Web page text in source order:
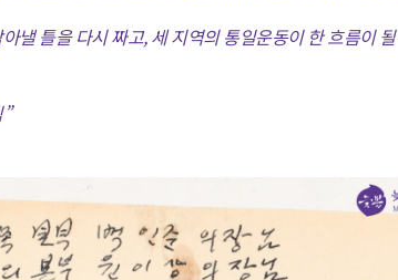
낼 틀을 다시 짜고, 세 지역의 통일운동이 한 흐름이